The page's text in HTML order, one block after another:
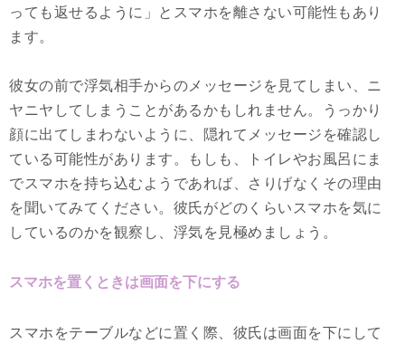
っても返せるように」とスマホを離さない可能性もあり
ます。
彼女の前で浮気相手からのメッセージを見てしまい、ニ
ヤニヤしてしまうことがあるかもしれません。うっかり
顔に出てしまわないように、隠れてメッセージを確認し
ている可能性があります。もしも、トイレやお風呂にま
でスマホを持ち込むようであれば、さりげなくその理由
を聞いてみてください。彼氏がどのくらいスマホを気に
しているのかを観察し、浮気を見極めましょう。
スマホを置くときは画面を下にする
スマホをテーブルなどに置く際、彼氏は画面を下にして